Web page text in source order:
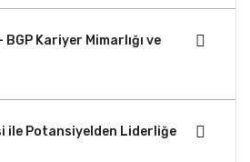
Kariyer Mimarlığı ve
ile Potansiyelden Liderliğe